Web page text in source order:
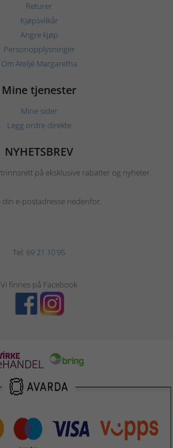
Returer
Kjøpsvilkår
Angre kjøp
Personopplysninger
Om Ateljé Margaretha
Mine tjenester
Mine sider
Legg ordre direkte
NYHETSBREV
på eksklusive rabatter og nyheter.
din e-postadresse nedenfor.
Tel: 69 21 10 95
Vi finnes på Facebook